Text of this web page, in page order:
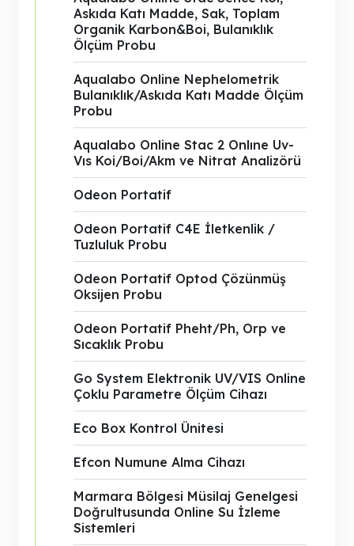
Askıda Katı Madde, Sak, Toplam
Organik Karbon&Boi, Bulanıklık
Ölçüm Probu
Aqualabo Online Nephelometrik
Bulanıklık/Askıda Katı Madde Ölçüm
Probu
Aqualabo Online Stac 2 Onlıne Uv-
Vıs Koi/Boi/Akm ve Nitrat Analizörü
Odeon Portatif
Odeon Portatif C4E İletkenlik /
Tuzluluk Probu
Odeon Portatif Optod Çözünmüş
Oksijen Probu
Odeon Portatif Pheht/Ph, Orp ve
Sıcaklık Probu
Go System Elektronik UV/VIS Online
Çoklu Parametre Ölçüm Cihazı
Eco Box Kontrol Ünitesi
Efcon Numune Alma Cihazı
Marmara Bölgesi Müsilaj Genelgesi
Doğrultusunda Online Su İzleme
Sistemleri